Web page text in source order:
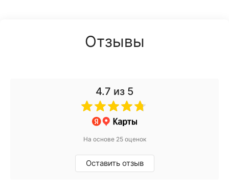
Отзывы
4.7 из 5
На основе 25 оценок
Оставить отзыв